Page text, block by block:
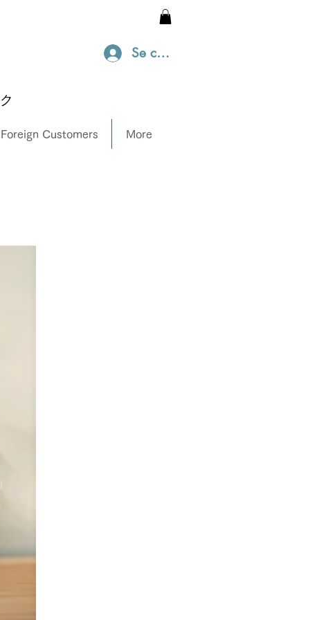
Se connecter
Customers More